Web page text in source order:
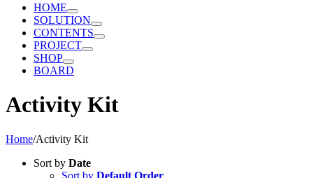
HOME
SOLUTION
CONTENTS
PROJECT
SHOP
BOARD
Activity Kit
Home/Activity Kit
Sort by Date
Sort by Default Order